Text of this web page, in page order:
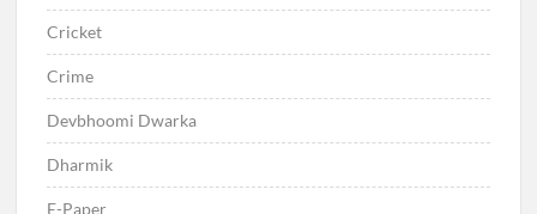
Cricket
Crime
Devbhoomi Dwarka
Dharmik
E-Paper